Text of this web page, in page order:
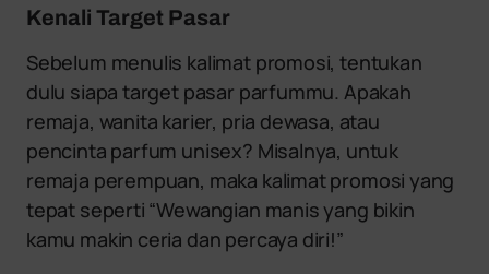
Kenali Target Pasar
Sebelum menulis kalimat promosi, tentukan
dulu siapa target pasar parfummu. Apakah
remaja, wanita karier, pria dewasa, atau
pencinta parfum unisex? Misalnya, untuk
remaja perempuan, maka kalimat promosi yang
tepat seperti “Wewangian manis yang bikin
kamu makin ceria dan percaya diri!”